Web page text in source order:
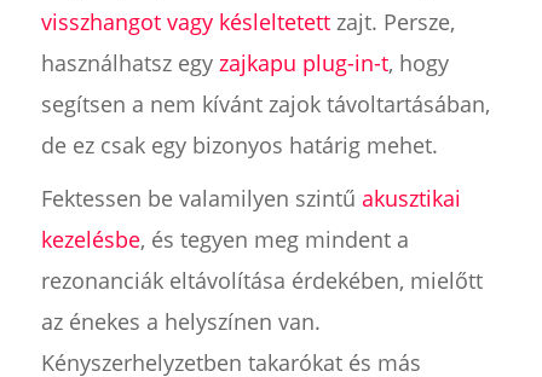
visszhangot vagy késleltetettzajt. Persze,
használhatsz egy zajkapu plug-in-t, hogy
segítsen a nem kívánt zajok távoltartásában,
de ez csak egy bizonyos határig mehet.
Fektessen be valamilyen szintű akusztikai
kezelésbe, és tegyen meg mindent a
rezonanciák eltávolítása érdekében, mielőtt
az énekes a helyszínen van.
Kényszerhelyzetben takarókat és más